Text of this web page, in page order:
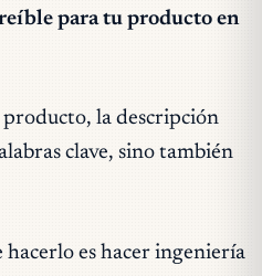
para tu producto en
la descripción
clave, sino también
hacerlo es hacer ingeniería